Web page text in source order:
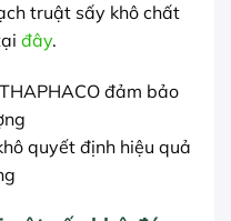
truật sấy khô chất
đây.
quyết định hiệu quả